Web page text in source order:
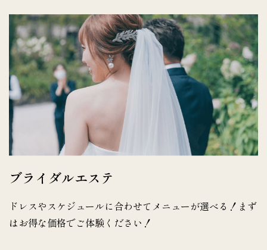
ブライダルエステ
ドレスやスケジュールに合わせてメニューが選べる！まず
はお得な価格でご体験ください！